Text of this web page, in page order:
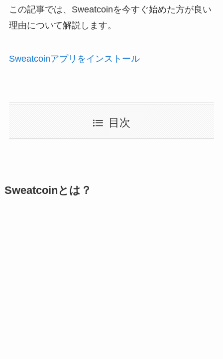
この記事では、Sweatcoinを今すぐ始めた方が良い
理由について解説します。
Sweatcoinアプリをインストール
目次
Sweatcoinとは？